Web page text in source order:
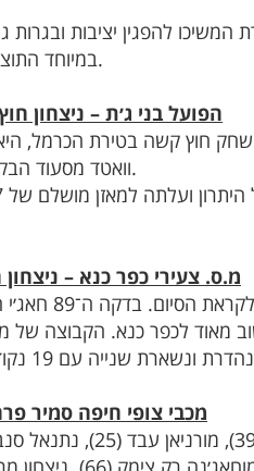
המשיכו להפגין יציבות
במיוחד התוצאה המדהימה של אור עקיבא.
הפועל בני ג׳ת – ניצחון חוץ 1:0 על מ.ס. טירת
חוץ קשה בטירת הכרמל,
וואטד מסעוד הבקיע בפנדל מדויק בדקה ה־62.
מ.ס. צעירי כפר כנא – ניצחון חוץ 1:0 על איחוד
משחק עיקש
מדויקת לרשת וקבע 0:1 חשוב מאוד לכפר
מכבי צופי חיפה סמיר